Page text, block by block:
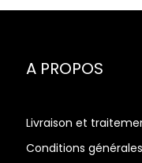
A PROPOS
Livraison et
Conditions